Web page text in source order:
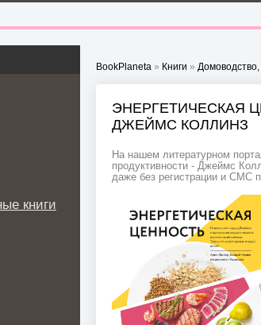
BookPlaneta » Книги »
ЭНЕРГЕТИЧЕСКАЯ
ДЖЕЙМС КОЛЛИНЗ
На нашем литературном
продуктивности - Джеймс
даже без регистрации и СМС
книги